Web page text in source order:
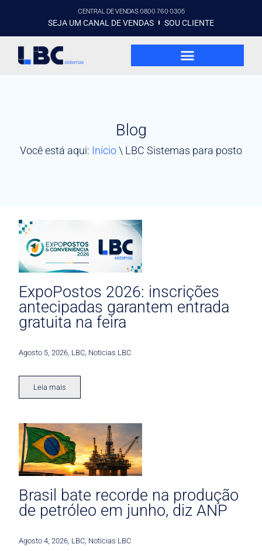
CENTRAL DE VENDAS 0800 760 0305
SEJA UM CANAL DE VENDAS SOU CLIENTE
Blog
Você está aqui: Início\ LBC Sistemas para posto
ExpoPostos 2026: inscrições
antecipadas garantem entrada
gratuita na feira
Agosto 5, 2026 LBC Noticias LBC
Leia mais
Brasil bate recorde na produção
de petróleo em junho, diz ANP
Agosto 4, 2026 LBC Noticias LBC